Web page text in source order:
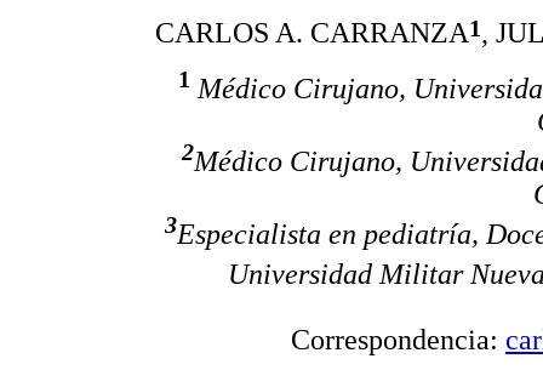
CARLOS A. CARRANZA1,
1 Médico Cirujano,
2Médico Cirujano,
3Especialista en pediatría,
Universidad Militar
Correspondencia: